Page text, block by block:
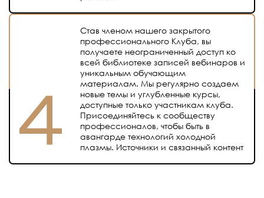
Став членом нашего закрытого
профессионального Клуба, вы
получаете неограниченный доступ ко
всей библиотеке записей вебинаров и
уникальным обучающим
материалам. Мы регулярно создаем
новые темы и углубленные курсы,
доступные только участникам клуба.
Присоединяйтесь к сообществу
профессионалов, чтобы быть в
авангарде технологий холодной
плазмы. Источники и связанный контент